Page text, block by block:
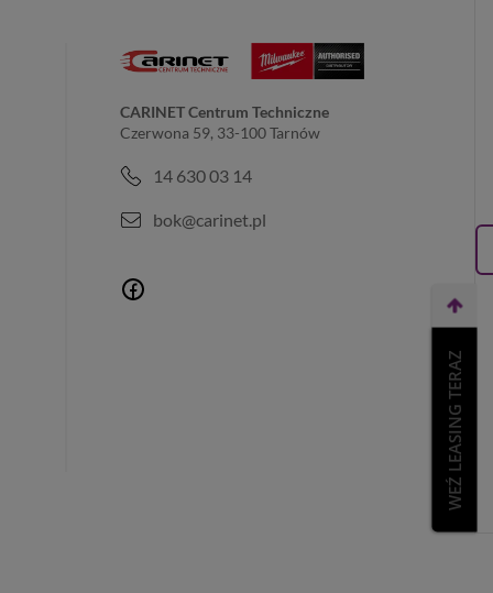
CARINET Centrum Techniczne
Czerwona 59, 33-100 Tarnów
14 630 03 14
bok@carinet.pl
WEŹ LEASING TERAZ